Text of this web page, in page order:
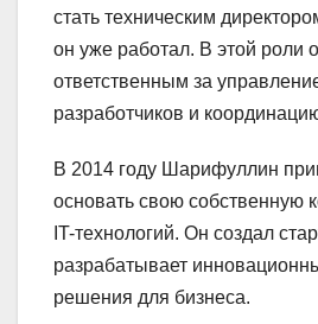
стать техническим
он уже работал. В этой роли
ответственным за
разработчиков и
В 2014 году Шарифуллин
основать свою собственную
IT-технологий. Он создал
разрабатывает
решения для бизнеса.